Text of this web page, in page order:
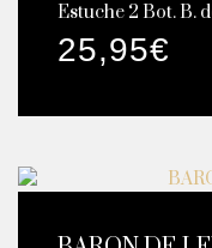
Estuche 2 Bot. B.
25,95€